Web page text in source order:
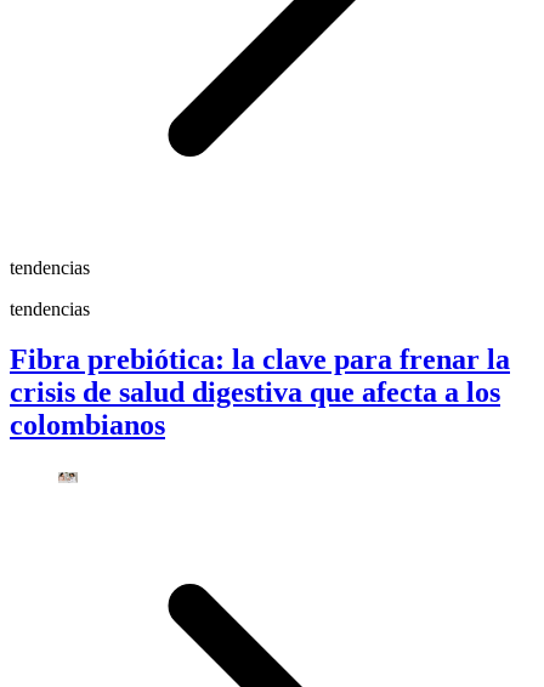
tendencias
tendencias
Fibra prebiótica: la clave para frenar la
crisis de salud digestiva que afecta a los
colombianos